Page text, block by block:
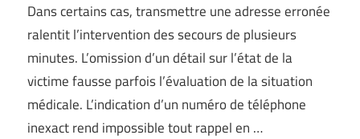
Dans certains cas, transmettre une adresse erronée
ralentit l’intervention des secours de plusieurs
minutes. L’omission d’un détail sur l’état de la
victime fausse parfois l’évaluation de la situation
médicale. L’indication d’un numéro de téléphone
inexact rend impossible tout rappel en …